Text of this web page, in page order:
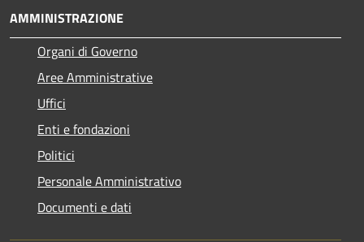
AMMINISTRAZIONE
Organi di Governo
Aree Amministrative
Uffici
Enti e fondazioni
Politici
Personale Amministrativo
Documenti e dati